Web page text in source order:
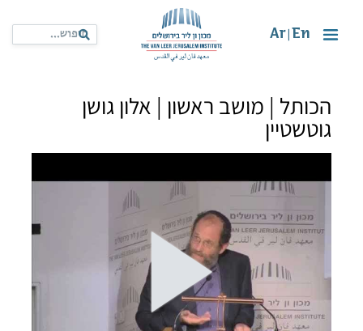
En
Ar
הכותל | מושב ראשון | אלון גושן
גוטשטיין